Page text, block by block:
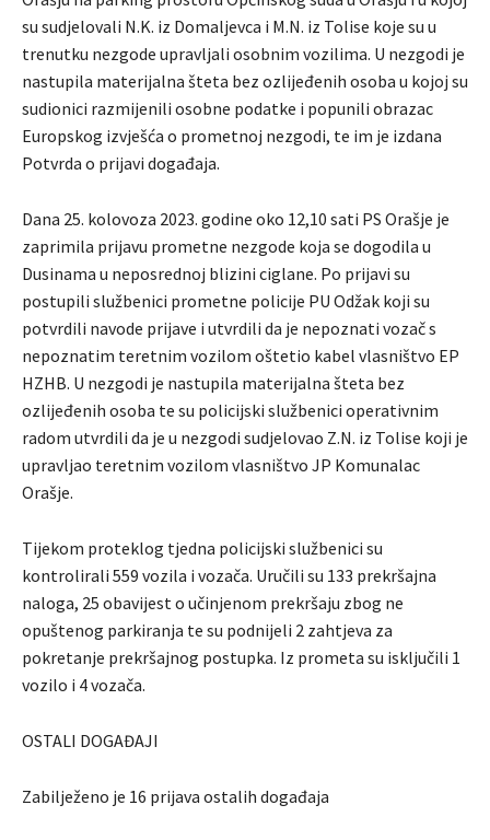
su sudjelovali N.K. iz Domaljevca i M.N. iz Tolise koje su u
trenutku nezgode upravljali osobnim vozilima. U nezgodi je
nastupila materijalna šteta bez ozlijeđenih osoba u kojoj su
sudionici razmijenili osobne podatke i popunili obrazac
Europskog izvješća o prometnoj nezgodi, te im je izdana
Potvrda o prijavi događaja.
Dana 25. kolovoza 2023. godine oko 12,10 sati PS Orašje je
zaprimila prijavu prometne nezgode koja se dogodila u
Dusinama u neposrednoj blizini ciglane. Po prijavi su
postupili službenici prometne policije PU Odžak koji su
potvrdili navode prijave i utvrdili da je nepoznati vozač s
nepoznatim teretnim vozilom oštetio kabel vlasništvo EP
HZHB. U nezgodi je nastupila materijalna šteta bez
ozlijeđenih osoba te su policijski službenici operativnim
radom utvrdili da je u nezgodi sudjelovao Z.N. iz Tolise koji je
upravljao teretnim vozilom vlasništvo JP Komunalac
Orašje.
Tijekom proteklog tjedna policijski službenici su
kontrolirali 559 vozila i vozača. Uručili su 133 prekršajna
naloga, 25 obavijest o učinjenom prekršaju zbog ne
opuštenog parkiranja te su podnijeli 2 zahtjeva za
pokretanje prekršajnog postupka. Iz prometa su isključili 1
vozilo i 4 vozača.
OSTALI DOGAĐAJI
Zabilježeno je 16 prijava ostalih događaja